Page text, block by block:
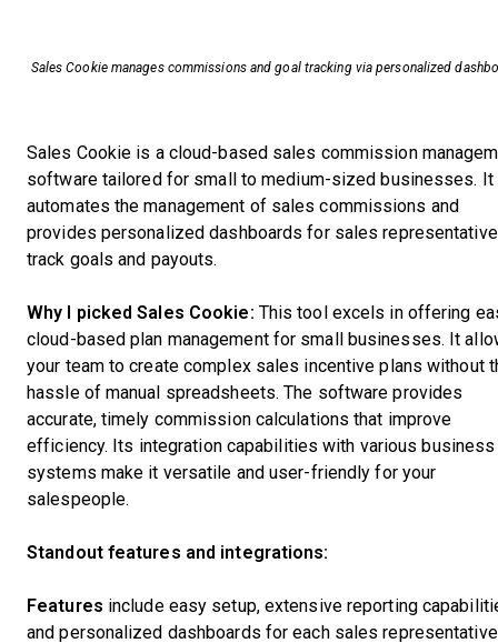
Sales Cookie manages commissions and goal tracking via personalized
Sales Cookie is a cloud-based sales commission
software tailored for small to medium-sized businesses. It
automates the management of sales commissions and
provides personalized dashboards for sales
track goals and payouts.
Why I picked Sales Cookie: This tool excels in offering
cloud-based plan management for small businesses. It
your team to create complex sales incentive plans without
hassle of manual spreadsheets. The software provides
accurate, timely commission calculations that improve
efficiency. Its integration capabilities with various business
systems make it versatile and user-friendly for your
salespeople.
Standout features and integrations:
Features include easy setup, extensive reporting
and personalized dashboards for each sales